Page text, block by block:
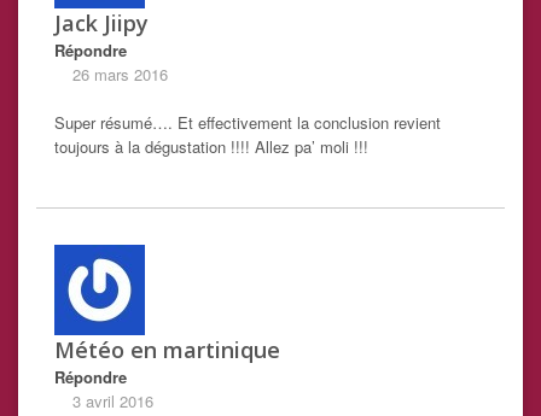
Jack Jiipy
Répondre
26 mars 2016
Super résumé…. Et effectivement la conclusion revient
toujours à la dégustation !!!! Allez pa’ moli !!!
Météo en martinique
Répondre
3 avril 2016